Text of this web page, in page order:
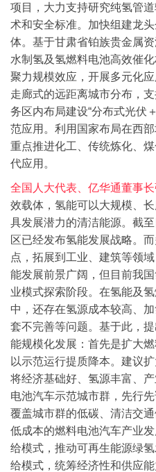
项目，大力支持研究纯氢管
术和安全标准。加快组建龙
体。基于甘肃省铂族贵金属
水制氢及氢燃料电池高效催
聚力规模效应，开展多元化
走廊式的远距离城市分布，
务区内布局建设“分布式光伏
范应用。利用国家布局在西
重点推进化工、传统炼化、
代应用。
全国人大代表、亿华通董事长
效载体，氢能可以大规模、
具发展潜力的清洁能源。截
区已经发布氢能发展战略。
点，拓展到工业、建筑等领
能发展前景广阔，但目前我
业模式探索阶段。在氢能及
中，还存在氢源成本较高、
套不完善等问题。 基于此，
能规模化发展： 首先是扩大
以示范运行提质降本。建议
将经济基础好、氢源丰富、
电池汽车示范城市群，先行
覆盖城市群的低碳、清洁交
低成本的燃料电池汽车产业发
给模式，推动可再生能源绿
给模式，统筹经济性和供应